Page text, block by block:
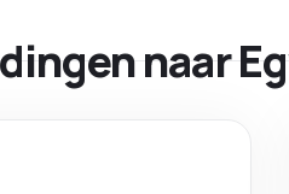
naar